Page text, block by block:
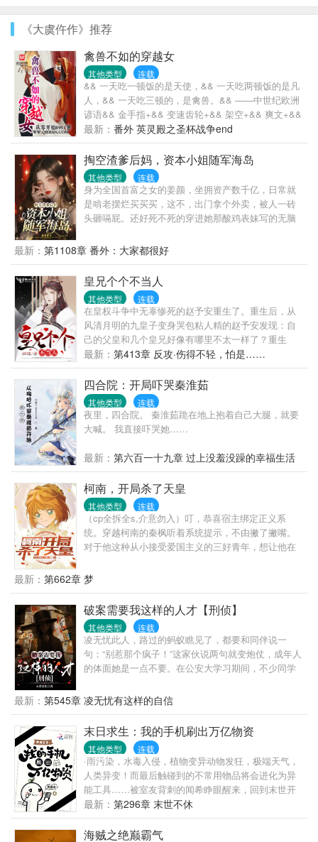
《大虞仵作》推荐
禽兽不如的穿越女
其他类型 连载
&& 一天吃一顿饭的是天使，&& 一天吃两顿饭的是凡
人，&& 一天吃三顿的，是禽兽。&& ——中世纪欧洲
谚语&& 金手指+&& 变速齿轮+&& 架空+&& 爽文+&&
最新： 番外 英灵殿之圣杯战争end
掏空渣爹后妈，资本小姐随军海岛
其他类型 连载
身为全国首富之女的姜颜，坐拥资产数千亿，日常就
是啃老摆烂买买买，这不，出门拿个外卖，被人一砖
头砸嗝屁。还好死不死的穿进她那酸鸡表妹写的无脑
母，下乡打知青，专注给女主添堵，凭一己之力，霸
凌所有人，最后死的凄惨。手拿剧本的姜颜表示，贼
老天，你敢耍老子！吃亏，那是不能够的，这福气，
还是给女主吧！她变本加厉打亲爹，踹后妈，把女主
虐成渣，房子地基都挖了，带着群岛空间下乡了。还
在途中遇到了宽肩窄腰，八块腹肌，宠她如命的兵哥
哥。姜颜果断出手:“处对象吗？给命的那种？”陆骁将
她圈进怀里:“我会像忠于国家一样忠于你，直到我
死。”ok?盖章，随军海岛咸鱼躺咯！听说冷峻狠戾，
青，长的细皮嫩肉，干不了活，吃不了苦，他还当个
宝宠着。全家属院：“尊嘟假嘟？”看到姜颜第一眼，嫂
子们都觉得她早晚得跑。等啊盼的，人小两口日子过
的风生水起，姜颜更是怪物一般的存在，治病科研，
份工资。众嫂子:“...”小丑竟是我自己
最新： 第1108章 番外：大家都很好
皇兄个个不当人
其他类型 连载
在皇权斗争中无辜惨死的赵予安重生了。重生后，从
风清月明的九皇子变身哭包粘人精的赵予安发现：自
己的父皇和几个皇兄好像有哪里不太一样了？重生
前，大昭帝：“九皇子？朕记得，不过就是个宫女生的
孩子罢了！”重生后，大昭帝：“朕的皇子，你且动一下
试试！...
最新： 第413章 反攻·伤得不轻，怕是……
四合院：开局吓哭秦淮茹
其他类型 连载
夜里，四合院。 秦淮茹跪在地上抱着自己大腿，就要
大喊。 我直接吓哭她……
最新： 第六百一十九章 过上没羞没躁的幸福生活
柯南，开局杀了天皇
其他类型 连载
（cp全拆全s,介意勿入）叮，恭喜宿主绑定正义系
统。穿越柯南的秦枫听着系统提示，不由撇了撇嘴。
对于他这种从小接受爱国主义的三好青年，想让他在
子，你也不想自己儿子被人灌下毒药吧？“秦枫微笑着
说道。叮，正义情绪收集中，恭喜宿主正义值+！看着
系统提示，秦枫当即决定，以后他就是这里的邪...正
义化身。
最新： 第662章 梦
破案需要我这样的人才【刑侦】
其他类型 连载
凌无忧此人，路过的蚂蚁瞧见了，都要和同伴说一
句：“别惹那个疯子！”这家伙说两句就变炮仗，成年人
的体面她是一点不要。在公安大学习期间，不少同学
穷呢？后来疯子成为了一名光荣的警察，嘴上说着“这
钱少事多的破工作谁爱干谁干”，但破案追凶永远冲第
一。刑警大队的队长看着满桌子的投诉单，日日天人
交战，爱恨纠缠：问，徒儿太会惹事了，想抄她鱿鱼
但是舍不得怎么破？人美钱多的大少爷时垣每日对她
贴心问候：“再不找男朋友你就老了。”凌无忧：“关你
屁事？”时垣：“。”---非传统良善女主X绿茶男主女主会
成长，现实向爽文，只虐渣
最新： 第545章 凌无忧有这样的自信
末日求生：我的手机刷出万亿物资
其他类型 连载
·雨污染，水毒入侵，植物变异动物发狂，极端天气，
人类异变！而最后触碰到的不常用物品将会进化为异
能工具……被室友背刺的闻希睁眼醒来，回到末世开
始前，第一时间冲向柜台：“你好，给我最新最贵最好
的手机！”购物软件、外卖软件、游戏软件……统统下
载！……末日来袭没食物？极寒高温酸雨难预防？想
最新： 第296章 末世不休
海贼之绝巅霸气